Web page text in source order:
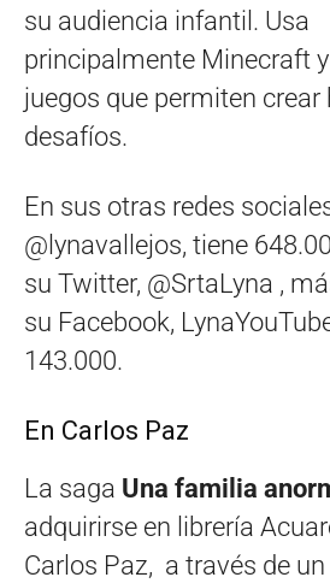
su audiencia infantil. Usa
principalmente Minecraft
juegos que permiten
desafíos.
En sus otras redes
@lynavallejos, tiene
su Twitter, @SrtaLyna ,
su Facebook,
143.000.
En Carlos Paz
La saga Una familia
adquirirse en librería
Carlos Paz, a través de